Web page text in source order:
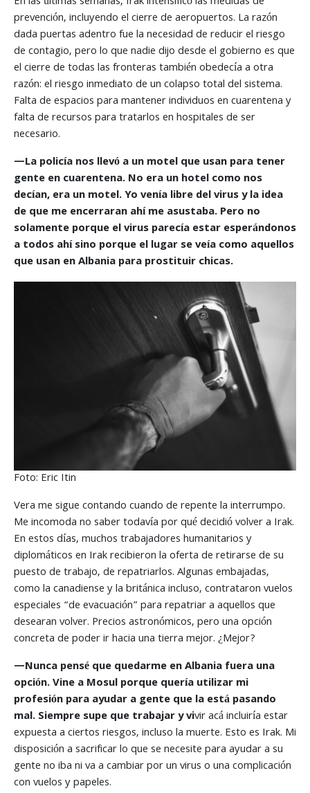
prevención, incluyendo el cierre de aeropuertos. La razón
dada puertas adentro fue la necesidad de reducir el riesgo
de contagio, pero lo que nadie dijo desde el gobierno es que
el cierre de todas las fronteras también obedecía a otra
razón: el riesgo inmediato de un colapso total del sistema.
Falta de espacios para mantener individuos en cuarentena y
falta de recursos para tratarlos en hospitales de ser
necesario.
—La policía nos llevó a un motel que usan para tener
gente en cuarentena. No era un hotel como nos
decían, era un motel. Yo venía libre del virus y la idea
de que me encerraran ahí me asustaba. Pero no
solamente porque el virus parecía estar esperándonos
a todos ahí sino porque el lugar se veía como aquellos
que usan en Albania para prostituir chicas.
Foto: Eric Itin
Vera me sigue contando cuando de repente la interrumpo.
Me incomoda no saber todavía por qué decidió volver a Irak.
En estos días, muchos trabajadores humanitarios y
diplomáticos en Irak recibieron la oferta de retirarse de su
puesto de trabajo, de repatriarlos. Algunas embajadas,
como la canadiense y la británica incluso, contrataron vuelos
especiales “de evacuación” para repatriar a aquellos que
desearan volver. Precios astronómicos, pero una opción
concreta de poder ir hacia una tierra mejor. ¿Mejor?
—Nunca pensé que quedarme en Albania fuera una
opción. Vine a Mosul porque quería utilizar mi
profesión para ayudar a gente que la está pasando
mal. Siempre supe que trabajar y vivir acá incluiría estar
expuesta a ciertos riesgos, incluso la muerte. Esto es Irak. Mi
disposición a sacrificar lo que se necesite para ayudar a su
gente no iba ni va a cambiar por un virus o una complicación
con vuelos y papeles.